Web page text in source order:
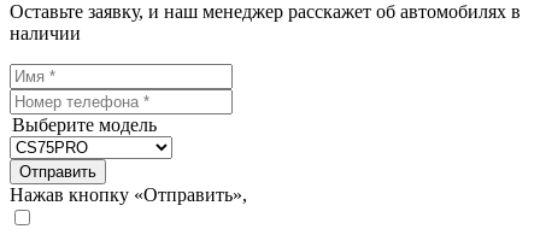
Оставьте заявку, и наш менеджер расскажет об автомобилях в
наличии
Выберите модель
Отправить
Нажав кнопку «Отправить»,